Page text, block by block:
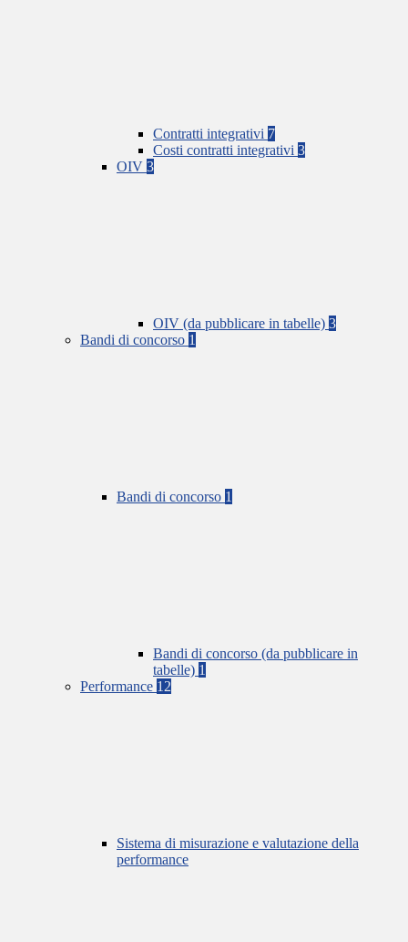
Contratti integrativi 7
Costi contratti integrativi 3
OIV 3
OIV (da pubblicare in tabelle) 3
Bandi di concorso 1
Bandi di concorso 1
Bandi di concorso (da pubblicare in
tabelle) 1
Performance 12
Sistema di misurazione e valutazione della
performance